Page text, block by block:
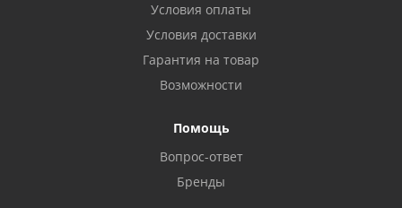
Условия оплаты
Условия доставки
Гарантия на товар
Возможности
Помощь
Вопрос-ответ
Бренды